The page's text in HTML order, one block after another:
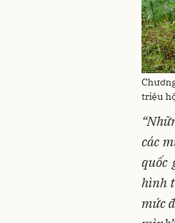
triệu
các
quốc
hình
mức